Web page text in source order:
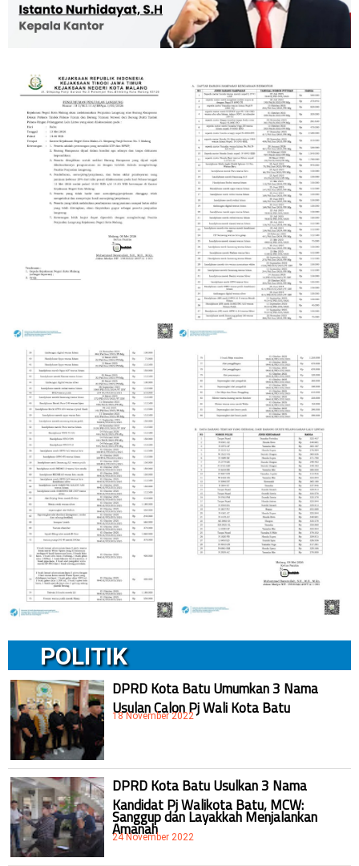
POLITIK
DPRD Kota Batu Umumkan 3 Nama
Usulan Calon Pj Wali Kota Batu
18 November 2022
DPRD Kota Batu Usulkan 3 Nama
Kandidat Pj Walikota Batu, MCW:
Sanggup dan Layakkah Menjalankan
Amanah
24 November 2022